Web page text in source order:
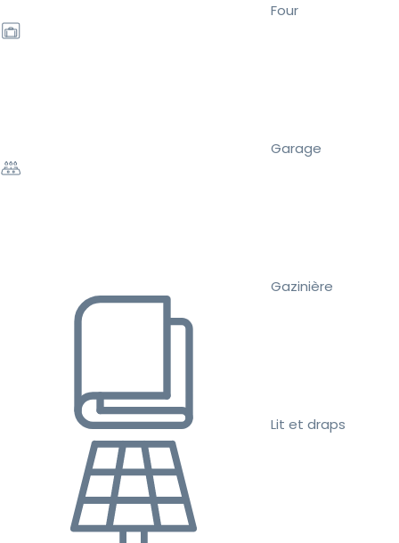
Four
Garage
Gazinière
Lit et draps